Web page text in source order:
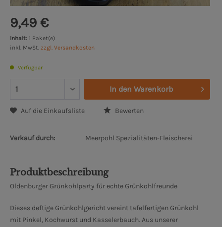
9,49 €
Inhalt: 1 Paket(e)
inkl. MwSt. zzgl. Versandkosten
Verfügbar
In den Warenkorb
Auf die Einkaufsliste Bewerten
Verkauf durch: Meerpohl Spezialitäten-Fleischerei
Produktbeschreibung
Oldenburger Grünkohlparty für echte Grünkohlfreunde
Dieses deftige Grünkohlgericht vereint tafelfertigen Grünkohl
mit Pinkel, Kochwurst und Kasselerbauch. Aus unserer